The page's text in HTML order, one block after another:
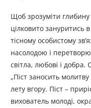
Щоб зрозуміти
цілковито зануритись
тісному особистому
насолодою і
світла, любові і
„Піст заносить
лету вгору. Піст –
вихователь молоді,